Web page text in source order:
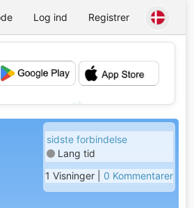
Log ind Registrer
sidste forbindelse
Lang tid
1 Visninger | 0 Kommentarer